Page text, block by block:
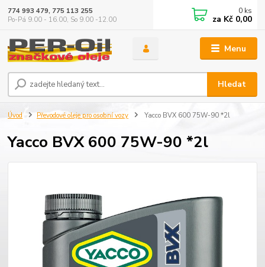
Menu
Hledat
774 993 479, 775 113 255
Po-Pá 9.00 - 16.00, So 9.00 -12.00
0 ks
za Kč 0,00
Úvod Převodové oleje pro osobní vozy Yacco BVX 600 75W-90 *2l
Yacco BVX 600 75W-90 *2l